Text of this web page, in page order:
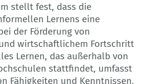
stellt fest, dass die
Lernens eine
der Förderung von
wirtschaftlichem Fortschritt
Lernen, das außerhalb von
stattfindet, umfasst
Fähigkeiten und Kenntnissen,